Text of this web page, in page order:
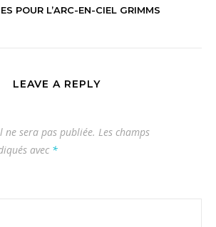
POUR L’ARC-EN-CIEL GRIMMS
LEAVE A REPLY
ne sera pas publiée. Les champs
avec *